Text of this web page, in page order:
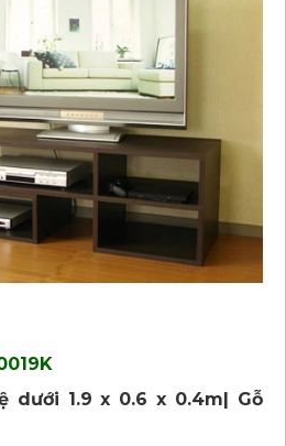
dưới 1.9 x 0.6 x 0.4m| Gỗ